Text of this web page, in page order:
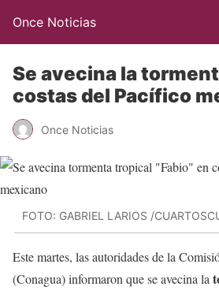
Once Noticias
Se avecina la
costas del Pacífico
Once Noticias
FOTO: GABRIEL LARIOS /
Este martes, las autoridades de la
(Conagua) informaron que se avecina la